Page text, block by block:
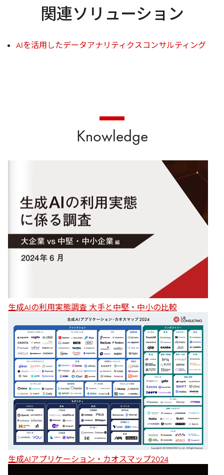
関連ソリューション
AIを活用したデータアナリティクスコンサルティング
Knowledge
生成AIの利用実態調査 大手と中堅・中小の比較
生成AIアプリケーション・カオスマップ2024